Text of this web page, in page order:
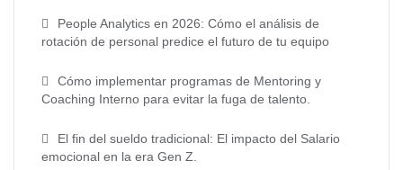
People Analytics en 2026: Cómo el análisis de
rotación de personal predice el futuro de tu equipo
Cómo implementar programas de Mentoring y
Coaching Interno para evitar la fuga de talento.
El fin del sueldo tradicional: El impacto del Salario
emocional en la era Gen Z.